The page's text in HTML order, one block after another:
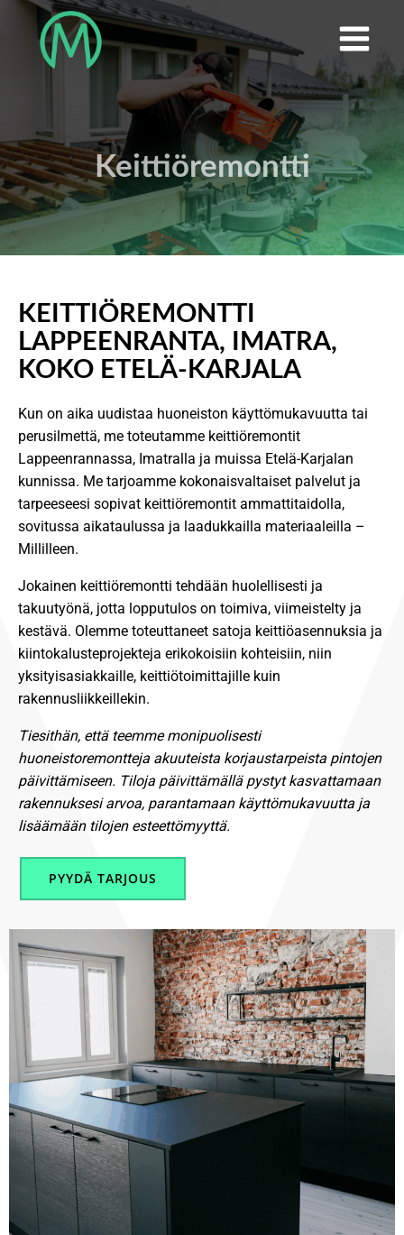
to
content
Keittiöremontti
KEITTIÖREMONTTI
LAPPEENRANTA, IMATRA,
KOKO ETELÄ-KARJALA
Kun on aika uudistaa huoneiston käyttömukavuutta tai
perusilmettä, me toteutamme keittiöremontit
Lappeenrannassa, Imatralla ja muissa Etelä-Karjalan
kunnissa. Me tarjoamme kokonaisvaltaiset palvelut ja
tarpeeseesi sopivat keittiöremontit ammattitaidolla,
sovitussa aikataulussa ja laadukkailla materiaaleilla –
Millilleen.
Jokainen keittiöremontti tehdään huolellisesti ja
takuutyönä, jotta lopputulos on toimiva, viimeistelty ja
kestävä. Olemme toteuttaneet satoja keittiöasennuksia ja
kiintokalusteprojekteja erikokoisiin kohteisiin, niin
yksityisasiakkaille, keittiötoimittajille kuin
rakennusliikkeillekin.
Tiesithän, että teemme monipuolisesti
huoneistoremontteja akuuteista korjaustarpeista pintojen
päivittämiseen. Tiloja päivittämällä pystyt kasvattamaan
rakennuksesi arvoa, parantamaan käyttömukavuutta ja
lisäämään tilojen esteettömyyttä.
PYYDÄ TARJOUS